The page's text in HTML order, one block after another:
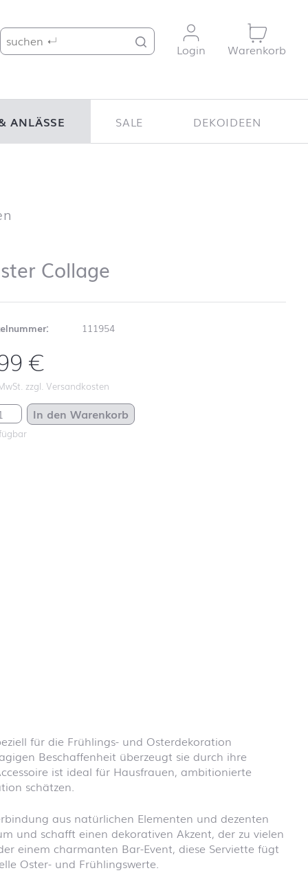
Suche nach:
Login
Warenkorb
ANLÄSSE
Schulanfang
Piraten
Schulanfang
Prinzessin
Schulanfang
Schultafel
Schulanfang
Tiere
SALE DEKOIDEEN
Collage
111954
€
zzgl. Versandkosten
Collage Menge
In den Warenkorb
für die Frühlings- und Osterdekoration
Beschaffenheit überzeugt sie durch ihre
ist ideal für Hausfrauen, ambitionierte
schätzen.
aus natürlichen Elementen und dezenten
und schafft einen dekorativen Akzent, der zu vielen
einem charmanten Bar-Event, diese Serviette fügt
Oster- und Frühlingswerte.